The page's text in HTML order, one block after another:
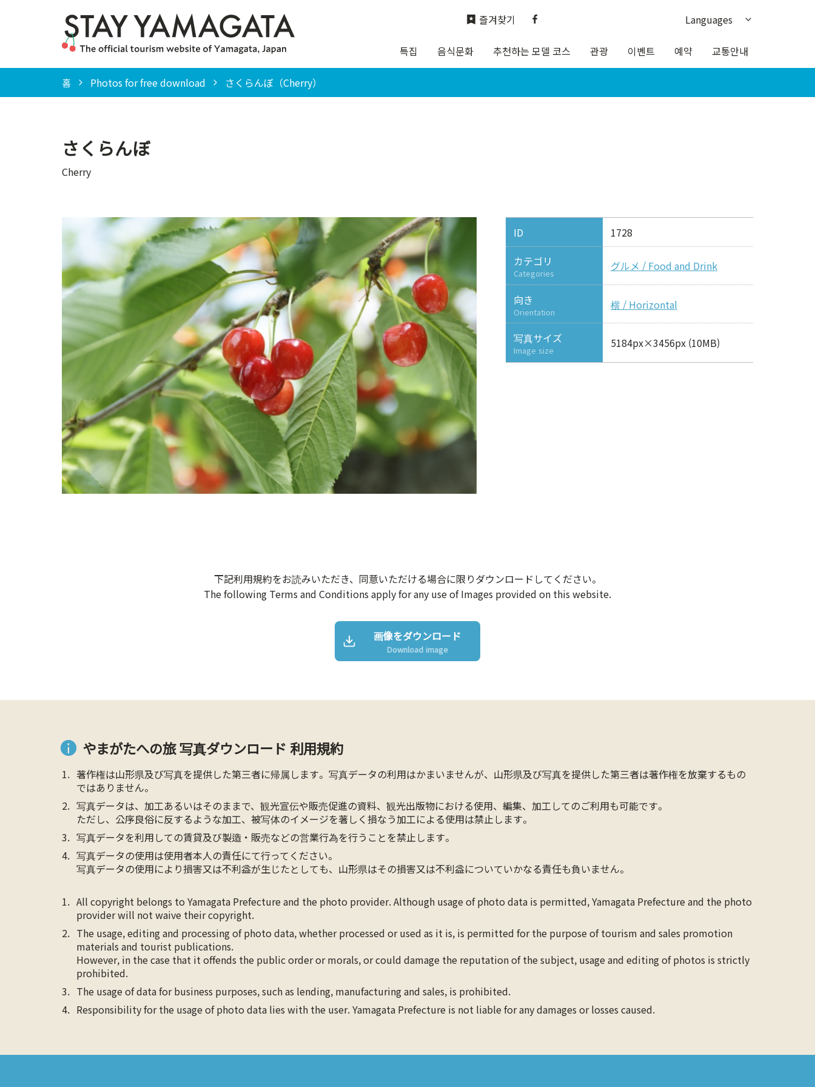
특집 음식문화 추천하는 모델 코스 관광 이벤트 예약 교통안내
즐겨찾기
Languages
日本語
홈 Photos for free download さくらんぼ（Cherry）
さくらんぼ
Cherry
ID
1728
カテゴリ
Categories
グルメ / Food and Drink
向き
Orientation
横 / Horizontal
写真サイズ
Image size
5184px×3456px (10MB)
下記利用規約をお読みいただき、同意いただける場合に限りダウンロードしてください。
The following Terms and Conditions apply for any use of Images provided on this website.
画像をダウンロード
Download image
やまがたへの旅 写真ダウンロード 利用規約
著作権は山形県及び写真を提供した第三者に帰属します。写真データの利用はかまいませんが、山形県及び写真を提供した第三者は著作権を放棄するもの
ではありません。
写真データは、加工あるいはそのままで、観光宣伝や販売促進の資料、観光出版物における使用、編集、加工してのご利用も可能です。
ただし、公序良俗に反するような加工、被写体のイメージを著しく損なう加工による使用は禁止します。
写真データを利用しての賃貸及び製造・販売などの営業行為を行うことを禁止します。
写真データの使用は使用者本人の責任にて行ってください。
写真データの使用により損害又は不利益が生じたとしても、山形県はその損害又は不利益についていかなる責任も負いません。
All copyright belongs to Yamagata Prefecture and the photo provider. Although usage of photo data is permitted, Yamagata Prefecture and the photo
provider will not waive their copyright.
The usage, editing and processing of photo data, whether processed or used as it is, is permitted for the purpose of tourism and sales promotion
materials and tourist publications.
However, in the case that it offends the public order or morals, or could damage the reputation of the subject, usage and editing of photos is strictly
prohibited.
The usage of data for business purposes, such as lending, manufacturing and sales, is prohibited.
Responsibility for the usage of photo data lies with the user. Yamagata Prefecture is not liable for any damages or losses caused.